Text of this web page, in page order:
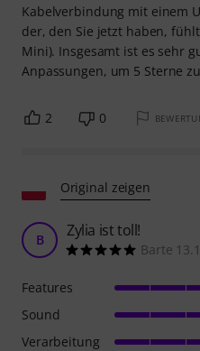
Kabelverbindung mit einem
der, den Sie jetzt haben,
Mini). Insgesamt ist es sehr
Anpassungen, um 5 Sterne
2 0
Original zeigen
B Zylia ist toll!
Barte
Features
Sound
Verarbeitung